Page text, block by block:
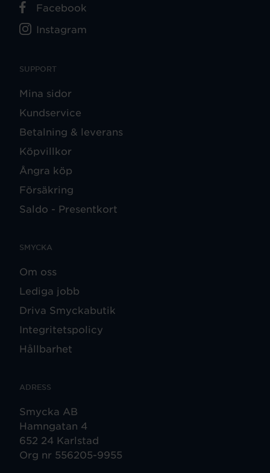
SUPPORT
Mina sidor
Kundservice
Betalning & leverans
Köpvillkor
Ångra köp
Försäkring
Saldo - Presentkort
SMYCKA
Om oss
Lediga jobb
Driva Smyckabutik
Integritetspolicy
Hållbarhet
ADRESS
Smycka AB
Hamngatan 4
652 24 Karlstad
Org nr 556205-9955
Facebook
Instagram